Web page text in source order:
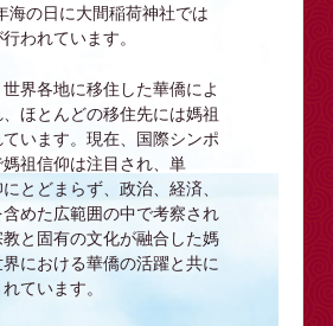
海の日に大間稲荷神社では
行われています。
界各地に移住した華僑によ
ほとんどの移住先には媽祖
います。現在、国際シンポ
祖信仰は注目され、単
とどまらず、政治、経済、
めた広範囲の中で考察され
と固有の文化が融合した媽
における華僑の活躍と共に
ています。